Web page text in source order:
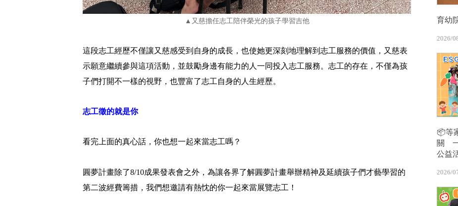
▲又慈擔任志工陪伴榮光的孩子學習吉他
這段志工經歷不僅讓又慈感受到自身的成長，也使她更深刻地理解到志工服務的價值，又慈表
示願意繼續參與這項活動，並鼓勵身邊有能力的人一同投入志工服務。志工的存在，不僅為孩
子們打開不一樣的視野，也豐富了志工自身的人生經歷。
志工徵的就是你
看完上面的真心話，你也想一起來當志工嗎？
圓夢計畫除了8/10成果發表會之外，為讓各界了解圓夢計畫舉辦精神及延續孩子們才藝學習的
第二波經費籌措，我們想邀請有熱忱的你一起來當展覽志工！
育幼
2026/
📦等
關 一
公益
2026/